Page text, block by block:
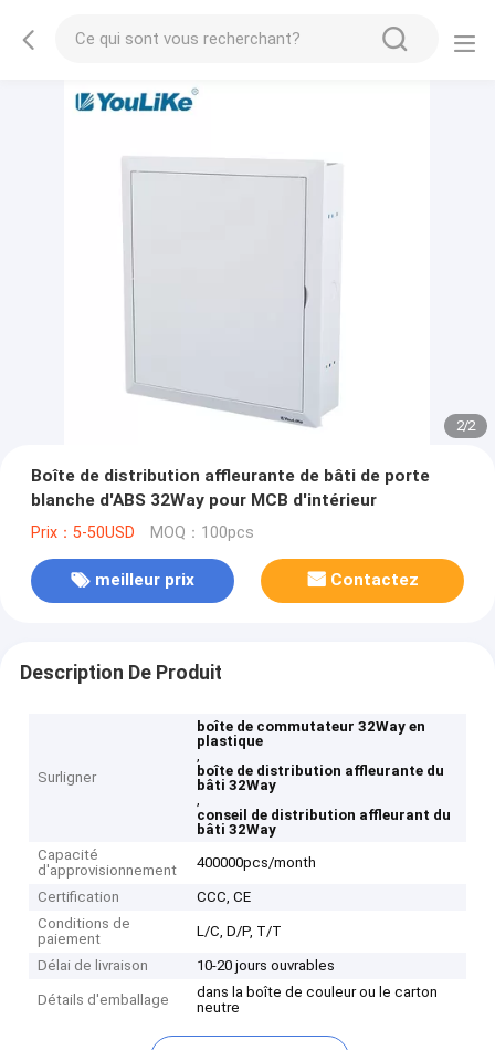
2/2
Boîte de distribution affleurante de bâti de porte
blanche d'ABS 32Way pour MCB d'intérieur
Prix：5-50USD MOQ：100pcs
meilleur prix Contactez
Description De Produit
Surligner
boîte de commutateur 32Way en
plastique
,
boîte de distribution affleurante du
bâti 32Way
,
conseil de distribution affleurant du
bâti 32Way
Capacité
d'approvisionnement
400000pcs/month
Certification
CCC, CE
Conditions de
paiement
L/C, D/P, T/T
Délai de livraison 10-20 jours ouvrables
Détails d'emballage
dans la boîte de couleur ou le carton
neutre